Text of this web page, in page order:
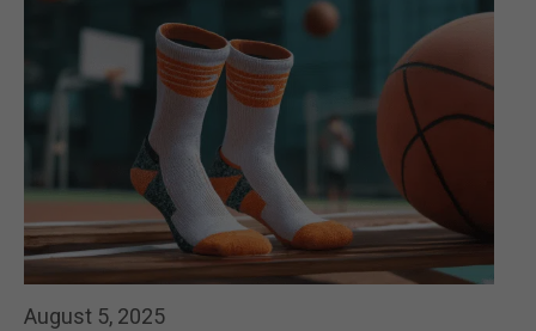
August 5, 2025